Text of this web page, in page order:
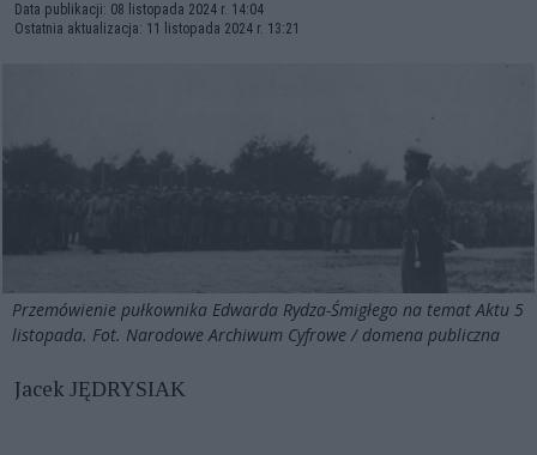
Data publikacji: 08 listopada 2024 r. 14:04
Ostatnia aktualizacja: 11 listopada 2024 r. 13:21
Przemówienie pułkownika Edwarda Rydza-Śmigłego na temat Aktu 5
listopada. Fot. Narodowe Archiwum Cyfrowe / domena publiczna
Jacek JĘDRYSIAK